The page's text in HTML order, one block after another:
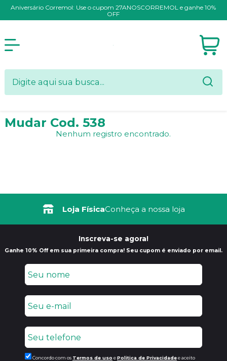
Aniversário Corremol: Use o cupom 27ANOSCORREMOL e ganhe 10%
OFF
Mudar Cod. 538
Nenhum registro encontrado.
Loja FísicaConheça a nossa loja
Inscreva-se agora!
Ganhe 10% Off em sua primeira compra! Seu cupom é enviado por email.
Concordo com os Termos de uso ePolitica de Privacidadee aceito